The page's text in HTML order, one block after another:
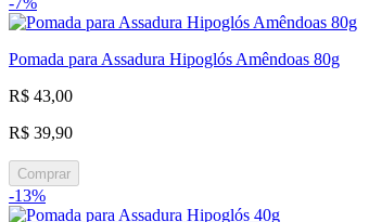
Pomada para Assadura Hipoglós Amêndoas 80g
R$ 43,00
R$ 39,90
Comprar
-13%